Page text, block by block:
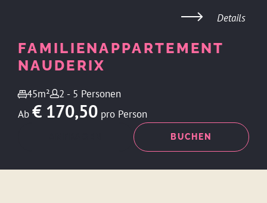
FAMILIENAPPARTEMENT
NAUDERIX
45m²
2 - 5 Personen
Ab € 170,50 pro Person
BUCHEN
Details